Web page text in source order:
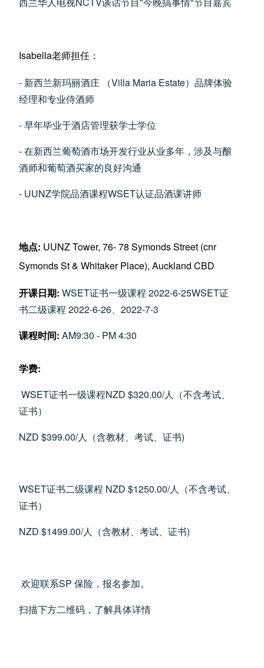
Isabella老师担任：
- 新西兰新玛丽酒庄 （Villa Maria Estate）品牌体验
经理和专业侍酒师
- 早年毕业于酒店管理获学士学位
- 在新西兰葡萄酒市场开发行业从业多年，涉及与酿
酒师和葡萄酒买家的良好沟通
- UUNZ学院品酒课程WSET认证品酒课讲师
地点: UUNZ Tower, 76- 78 Symonds Street (cnr
Symonds St & Whitaker Place), Auckland CBD
开课日期: WSET证书一级课程 2022-6-25WSET证
书二级课程 2022-6-26、2022-7-3
课程时间: AM9:30 - PM 4:30
学费:
WSET证书一级课程NZD $320.00/人（不含考试、
证书）
NZD $399.00/人（含教材、考试、证书)
WSET证书二级课程 NZD $1250.00/人（不含考试、
证书）
NZD $1499.00/人（含教材、考试、证书)
欢迎联系SP 保险，报名参加。
扫描下方二维码，了解具体详情